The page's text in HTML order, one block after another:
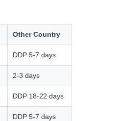
Other Country
DDP 5-7 days
2-3 days
DDP 18-22 days
DDP 5-7 days